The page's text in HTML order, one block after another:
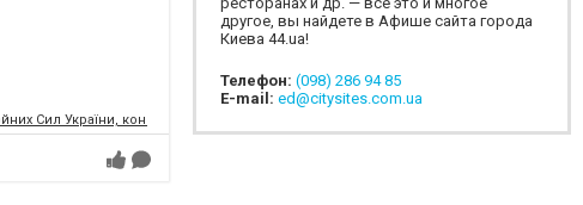
Сил України, концертний зал
другое, вы найдете в Афише сайта города
Киева 44.ua!
Телефон: (098) 286 94 85
E-mail: ed@citysites.com.ua